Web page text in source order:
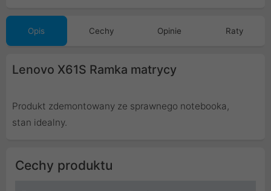
Opis Cechy Opinie Raty
Lenovo X61S Ramka matrycy
Produkt zdemontowany ze sprawnego notebooka,
stan idealny.
Cechy produktu